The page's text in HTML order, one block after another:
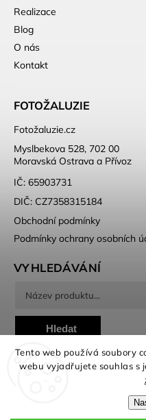
Tento web používá soubory
webu vyjadřujete souhlas s
Realizace
Blog
O nás
Kontakt
FOTOŽALUZIE
Fotožaluzie.cz
Myslbekova 528, 702 00
Moravská Ostrava a Přívoz
IČ: 65903731
DIČ: CZ7358315184
Obchodní podmínky
Podmínky ochrany osobních
VYHLEDÁVÁNÍ
Hledat